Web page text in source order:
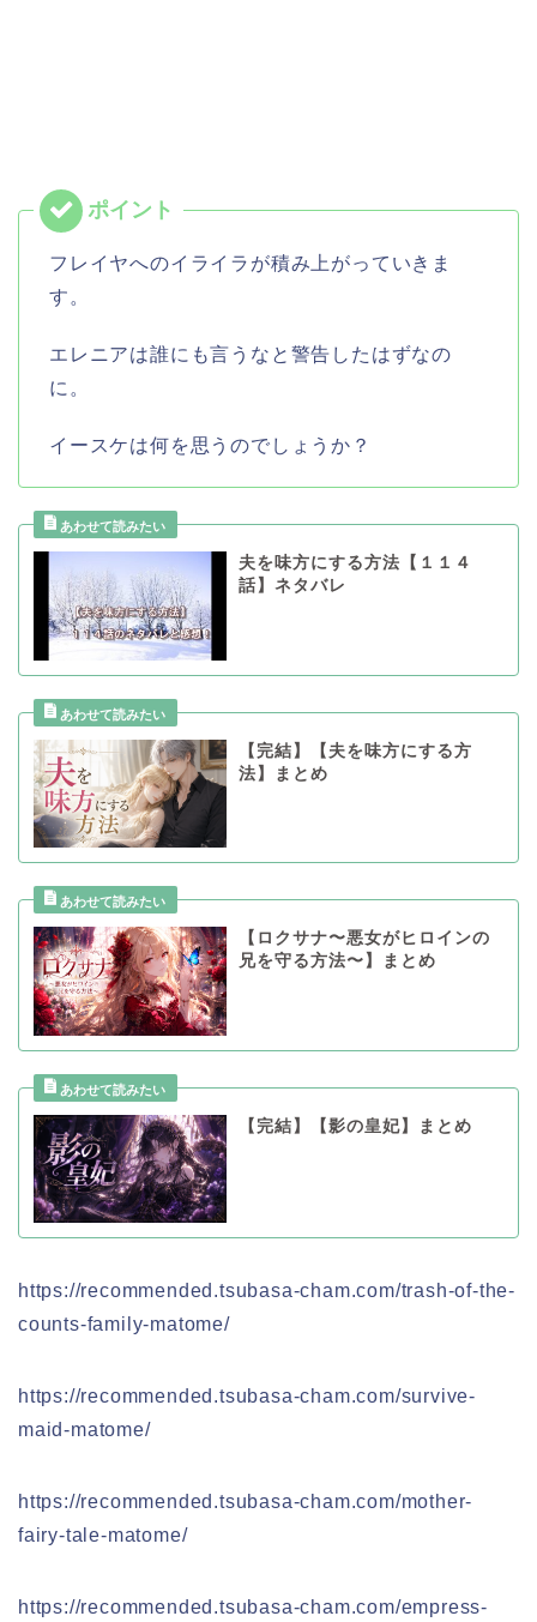
フレイヤへのイライラが積み上がっていきま
す。
エレニアは誰にも言うなと警告したはずなの
に。
イースケは何を思うのでしょうか？
夫を味方にする方法【１１４
話】ネタバレ
【完結】【夫を味方にする方
法】まとめ
【ロクサナ〜悪女がヒロインの
兄を守る方法〜】まとめ
【完結】【影の皇妃】まとめ
https://recommended.tsubasa-cham.com/trash-of-the-
counts-family-matome/
https://recommended.tsubasa-cham.com/survive-
maid-matome/
https://recommended.tsubasa-cham.com/mother-
fairy-tale-matome/
https://recommended.tsubasa-cham.com/empress-